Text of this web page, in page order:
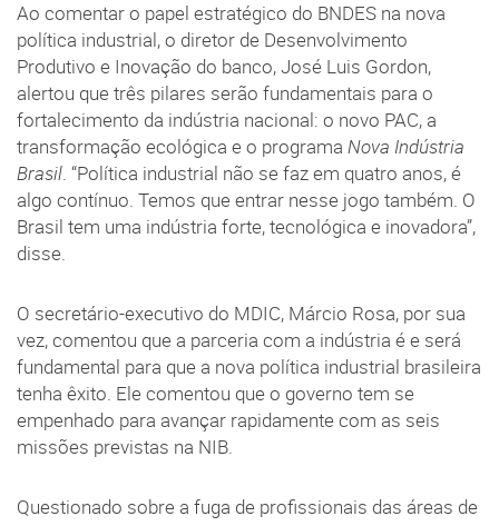
Ao comentar o papel estratégico do BNDES na nova
política industrial, o diretor de Desenvolvimento
Produtivo e Inovação do banco, José Luis Gordon,
alertou que três pilares serão fundamentais para o
fortalecimento da indústria nacional: o novo PAC, a
transformação ecológica e o programa Nova Indústria
Brasil. “Política industrial não se faz em quatro anos, é
algo contínuo. Temos que entrar nesse jogo também. O
Brasil tem uma indústria forte, tecnológica e inovadora”,
disse.
O secretário-executivo do MDIC, Márcio Rosa, por sua
vez, comentou que a parceria com a indústria é e será
fundamental para que a nova política industrial brasileira
tenha êxito. Ele comentou que o governo tem se
empenhado para avançar rapidamente com as seis
missões previstas na NIB.
Questionado sobre a fuga de profissionais das áreas de